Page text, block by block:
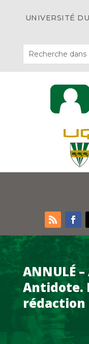
UNIVERSITÉ
ANNULÉ
Antidote.
rédaction